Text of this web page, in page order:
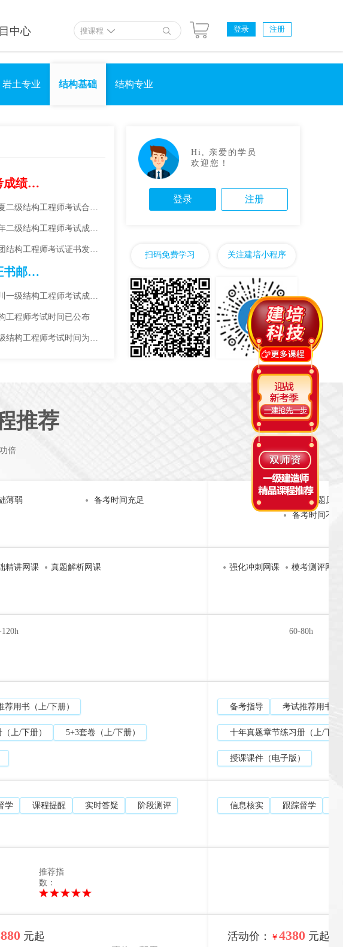
中心 搜课程 登录 注册
岩土专业 结构基础 结构专业
2020年山东一级结构工程师考成绩合格名单已公布
2020年宁夏二级结构工程师考试合格名单已公布
山西2020年二级结构工程师考试成绩合格人员审核通知
2020年兵团结构工程师考试证书发放通知
2020年天津暂停结构工程师证书邮寄工作的通知
2020年四川一级结构工程师考试成绩合格人员名单
工程师考试时间已公布
2021年一级结构工程师考试时间为10月23、24日
Hi, 亲爱的学员
欢迎您！
登录 注册
扫码免费学习 关注建培小程序
推荐
倍
薄弱 备考时间充足
熟悉出题原则
备考时间不
精讲网课 真题解析网课 强化冲刺网课 模考测评网课
120h 60-80h
荐用书（上/下册）
上/下册） 5+3套卷（上/下册）
备考指导 考试推荐用书
十年真题章节练习册（上/下册
授课课件（电子版）
学 课程提醒 实时答疑 阶段测评 信息核实 跟踪督学
推荐指
数：
元起 活动价： ￥ 4380 元起